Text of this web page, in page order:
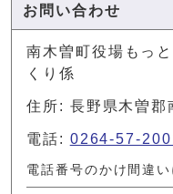
お問い合わせ
南木曽町役場もっ
くり係
住所: 長野県木曽
電話: 0264-57-
電話番号のかけ間違